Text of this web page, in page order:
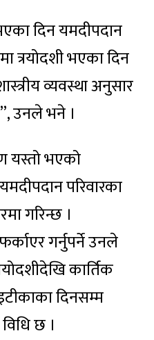
दिन यमदीपदान
त्रयोदशी भएका दिन
व्यवस्था अनुसार
उनले भने ।
यस्तो भएको
परिवारका
गरिन्छ ।
गर्नुपर्ने उनले
कार्तिक
दिनसम्म
छ ।